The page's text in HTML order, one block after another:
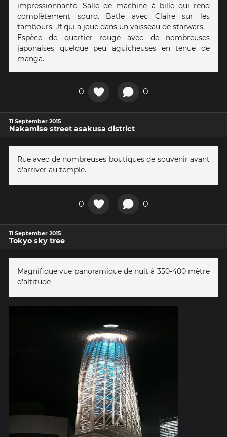
impressionnante. Salle de machine à bille qui rend
complètement sourd. Batle avec Claire sur les
tambours. Jf qui a joue dans un vaisseau de starwars.
Espèce de quartier rouge avec de nombreuses
japonaises quelque peu aguicheuses en tenue de
manga.
0 0
11 September 2015
Nakamise street asakusa district
Rue avec de nombreuses boutiques de souvenir avant
d'arriver au temple.
0 0
11 September 2015
Tokyo sky tree
Magnifique vue panoramique de nuit à 350-400 mètre
d'altitude